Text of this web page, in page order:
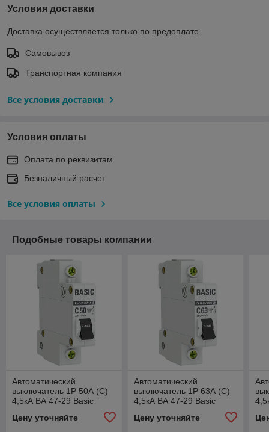
Условия доставки
Доставка осуществляется только по предоплате.
Самовывоз
Транспортная компания
Все условия доставки
Условия оплаты
Оплата по реквизитам
Безналичный расчет
Все условия оплаты
Подобные товары компании
Автоматический
выключатель 1P 50А (C)
4,5кА ВА 47-29 Basic
Цену уточняйте
Автоматический
выключатель 1P 63А (C)
4,5кА ВА 47-29 Basic
Цену уточняйте